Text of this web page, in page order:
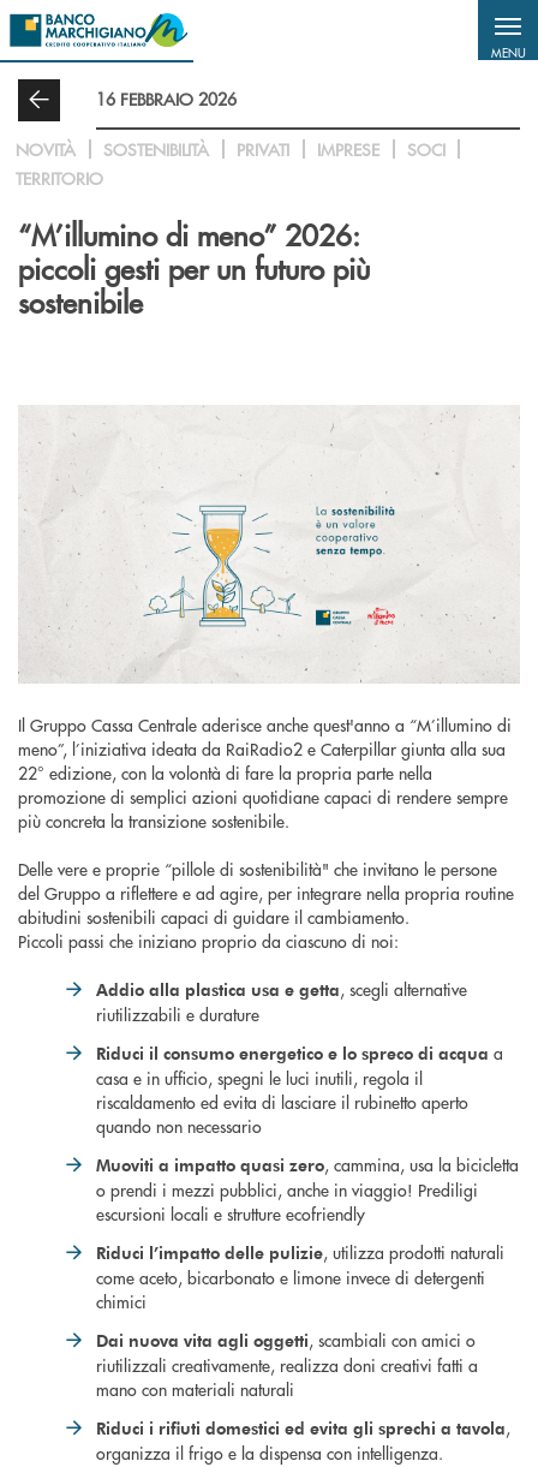
Salta al contenuto principale
MENU
16 FEBBRAIO 2026
NOVITÀ SOSTENIBILITÀ PRIVATI IMPRESE
SOCI
TERRITORIO
“M’illumino di meno” 2026:
piccoli gesti per un futuro più
sostenibile
Il Gruppo Cassa Centrale aderisce anche quest'anno a “M’illumino di
meno”, l’iniziativa ideata da RaiRadio2 e Caterpillar giunta alla sua
22° edizione, con la volontà di fare la propria parte nella
promozione di semplici azioni quotidiane capaci di rendere sempre
più concreta la transizione sostenibile.
Delle vere e proprie “pillole di sostenibilità" che invitano le persone
del Gruppo a riflettere e ad agire, per integrare nella propria routine
abitudini sostenibili capaci di guidare il cambiamento.
Piccoli passi che iniziano proprio da ciascuno di noi:
Addio alla plastica usa e getta, scegli alternative
riutilizzabili e durature
Riduci il consumo energetico e lo spreco di acqua a
casa e in ufficio, spegni le luci inutili, regola il
riscaldamento ed evita di lasciare il rubinetto aperto
quando non necessario
Muoviti a impatto quasi zero, cammina, usa la bicicletta
o prendi i mezzi pubblici, anche in viaggio! Prediligi
escursioni locali e strutture ecofriendly
Riduci l’impatto delle pulizie, utilizza prodotti naturali
come aceto, bicarbonato e limone invece di detergenti
chimici
Dai nuova vita agli oggetti, scambiali con amici o
riutilizzali creativamente, realizza doni creativi fatti a
mano con materiali naturali
Riduci i rifiuti domestici ed evita gli sprechi a tavola,
organizza il frigo e la dispensa con intelligenza.